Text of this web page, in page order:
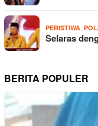
PERISTIWA,
Selaras
BERITA POPULER